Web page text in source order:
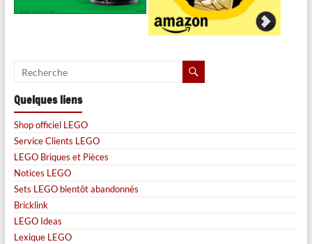
Quelques liens
Shop officiel LEGO
Service Clients LEGO
LEGO Briques et Pièces
Notices LEGO
Sets LEGO bientôt abandonnés
Bricklink
LEGO Ideas
Lexique LEGO